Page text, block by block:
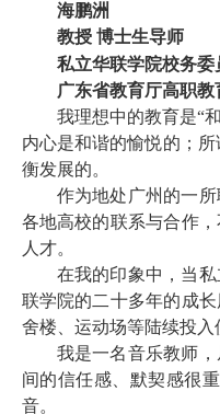
海鹏洲
教授 博士生导师
私立华联学院校务委
广东省教育厅高职
我理想中的教育是“
内心是和谐的愉悦的；
衡发展的。
作为地处广州的一
各地高校的联系与合作
人才。
在我的印象中，当
联学院的二十多年的成
舍楼、运动场等陆续投
我是一名音乐教师
间的信任感、默契感很
音。